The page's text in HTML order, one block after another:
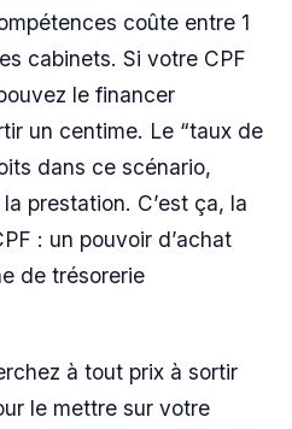
coûte entre 1
cabinets. Si votre CPF
le financer
un centime. Le “taux de
dans ce scénario,
prestation. C’est ça, la
: un pouvoir d’achat
de trésorerie
à tout prix à sortir
le mettre sur votre